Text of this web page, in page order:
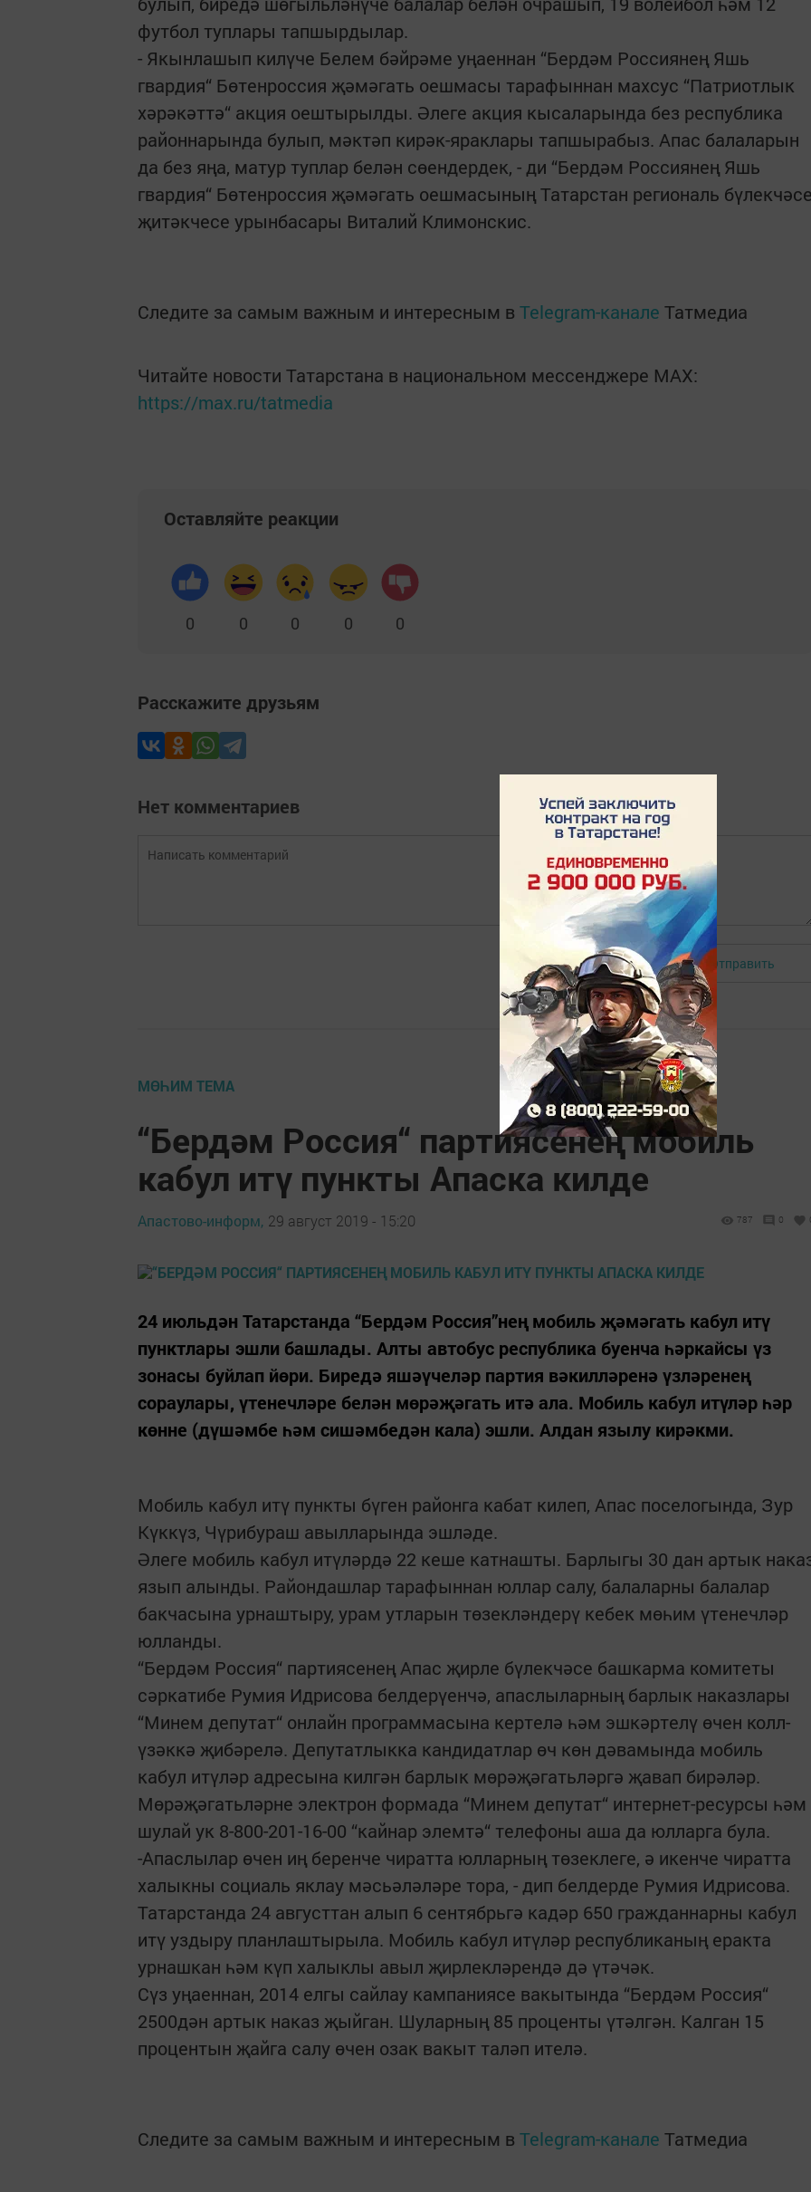
футбол туплары тапшырдылар.
- Якынлашып килүче Белем бәйрәме уңаеннан “Бердәм Россиянең Яшь
гвардия“ Бөтенроссия җәмәгать оешмасы тарафыннан махсус “Патриотлык
хәрәкәттә“ акция оештырылды. Әлеге акция кысаларында без республика
районнарында булып, мәктәп кирәк-яраклары тапшырабыз. Апас балаларын
да без яңа, матур туплар белән сөендердек, - ди “Бердәм Россиянең Яшь
гвардия“ Бөтенроссия җәмәгать оешмасының Татарстан региональ
җитәкчесе урынбасары Виталий Климонскис.
Следите за самым важным и интересным в Telegram-канале Татмедиа
Читайте новости Татарстана в национальном мессенджере MАХ:
https://max.ru/tatmedia
Оставляйте реакции
0 0 0 0 0
Расскажите друзьям
Нет комментариев
Авторизоваться Отправить
МӨҺИМ ТЕМА
“Бердәм Россия“ партиясенең мобиль
кабул итү пункты Апаска килде
Апастово-информ, 29 август 2019 - 15:20 787 0
24 июльдән Татарстанда “Бердәм Россия”нең мобиль җәмәгать кабул итү
пунктлары эшли башлады. Алты автобус республика буенча һәркайсы үз
зонасы буйлап йөри. Биредә яшәүчеләр партия вәкилләренә үзләренең
сораулары, үтенечләре белән мөрәҗәгать итә ала. Мобиль кабул итүләр һәр
көнне (дүшәмбе һәм сишәмбедән кала) эшли. Алдан язылу кирәкми.
Мобиль кабул итү пункты бүген районга кабат килеп, Апас поселогында, Зур
Күккүз, Чүрибураш авылларында эшләде.
Әлеге мобиль кабул итүләрдә 22 кеше катнашты. Барлыгы 30 дан артык
язып алынды. Райондашлар тарафыннан юллар салу, балаларны балалар
бакчасына урнаштыру, урам утларын төзекләндерү кебек мөһим үтенечләр
юлланды.
“Бердәм Россия“ партиясенең Апас җирле бүлекчәсе башкарма комитеты
сәркатибе Румия Идрисова белдерүенчә, апаслыларның барлык наказлары
“Минем депутат“ онлайн программасына кертелә һәм эшкәртелү өчен колл-
үзәккә җибәрелә. Депутатлыкка кандидатлар өч көн дәвамында мобиль
кабул итүләр адресына килгән барлык мөрәҗәгатьләргә җавап бирәләр.
Мөрәҗәгатьләрне электрон формада “Минем депутат“ интернет-ресурсы һәм
шулай ук 8-800-201-16-00 “кайнар элемтә“ телефоны аша да юлларга була.
-Апаслылар өчен иң беренче чиратта юлларның төзеклеге, ә икенче чиратта
халыкны социаль яклау мәсьәләләре тора, - дип белдерде Румия Идрисова.
Татарстанда 24 августтан алып 6 сентябрьгә кадәр 650 гражданнарны кабул
итү уздыру планлаштырыла. Мобиль кабул итүләр республиканың еракта
урнашкан һәм күп халыклы авыл җирлекләрендә дә үтәчәк.
Сүз уңаеннан, 2014 елгы сайлау кампаниясе вакытында “Бердәм Россия“
2500дән артык наказ җыйган. Шуларның 85 проценты үтәлгән. Калган 15
процентын җайга салу өчен озак вакыт таләп ителә.
Следите за самым важным и интересным в Telegram-канале Татмедиа